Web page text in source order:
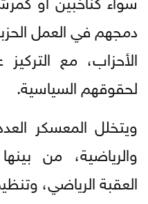
دمجهم في العمل
الأحزاب، مع
لحقوقهم السياسية.
ويتخلل المعسكر
والرياضية، من
العقبة الرياضي،